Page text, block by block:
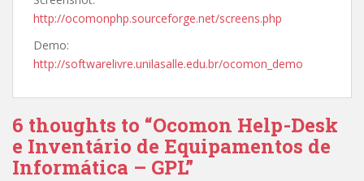
http://ocomonphp.sourceforge.net/screens.php
Demo:
http://softwarelivre.unilasalle.edu.br/ocomon_demo
6 thoughts to “Ocomon Help-Desk
e Inventário de Equipamentos de
Informática – GPL”